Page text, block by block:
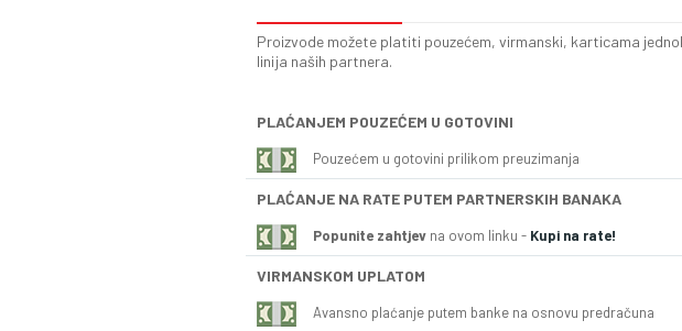
Proizvode možete platiti pouzećem, virmanski, karticama
linija naših partnera.
PLAĆANJEM POUZEĆEM U GOTOVINI
Pouzećem u gotovini prilikom preuzimanja
PLAĆANJE NA RATE PUTEM PARTNERSKIH BANAKA
Popunite zahtjev na ovom linku - Kupi na rate!
VIRMANSKOM UPLATOM
Avansno plaćanje putem banke na osnovu predračuna